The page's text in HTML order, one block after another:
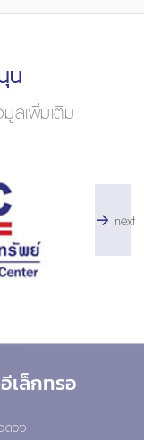
น
ลเพิ่มเติม
next
เล็กทรอ
ดวง